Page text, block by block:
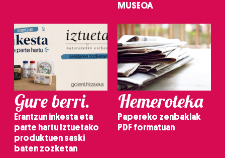
MUSEOA
Gure berri.
Erantzun inkesta eta
parte hartu Iztuetako
produktuen saski
baten zozketan
Hemeroteka
Papereko zenbakiak
PDF formatuan